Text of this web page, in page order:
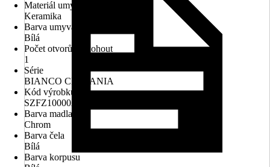
Materiál umyvadla
Keramika
Barva umyvadla
Bílá
Počet otvorů na kohout
1
Série
BIANCO CERSANIA
Kód výrobku
SZFZ1000020658
Barva madla
Chrom
Barva čela
Bílá
Barva korpusu